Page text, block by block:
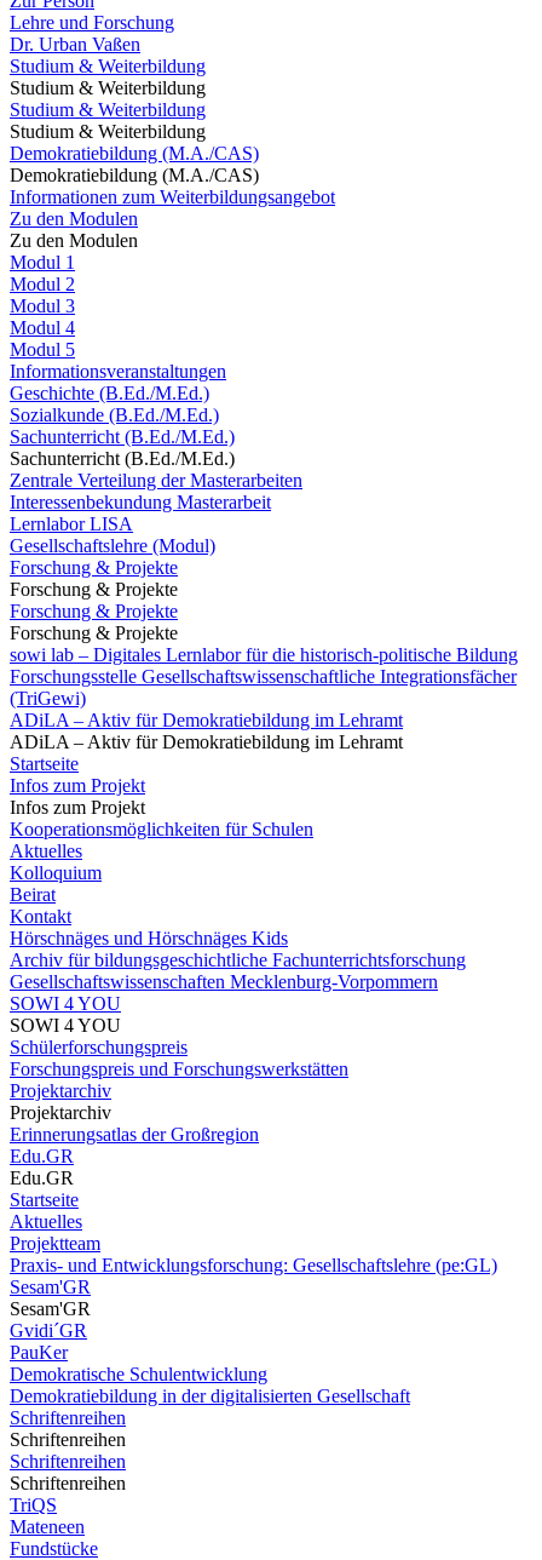
Lehre und Forschung
Dr. Urban Vaßen
Studium & Weiterbildung
Studium & Weiterbildung
Studium & Weiterbildung
Studium & Weiterbildung
Demokratiebildung (M.A./CAS)
Demokratiebildung (M.A./CAS)
Informationen zum Weiterbildungsangebot
Zu den Modulen
Zu den Modulen
Modul 1
Modul 2
Modul 3
Modul 4
Modul 5
Informationsveranstaltungen
Geschichte (B.Ed./M.Ed.)
Sozialkunde (B.Ed./M.Ed.)
Sachunterricht (B.Ed./M.Ed.)
Sachunterricht (B.Ed./M.Ed.)
Zentrale Verteilung der Masterarbeiten
Interessenbekundung Masterarbeit
Lernlabor LISA
Gesellschaftslehre (Modul)
Forschung & Projekte
Forschung & Projekte
Forschung & Projekte
Forschung & Projekte
sowi lab – Digitales Lernlabor für die historisch-politische Bildung
Forschungsstelle Gesellschaftswissenschaftliche Integrationsfächer
(TriGewi)
ADiLA – Aktiv für Demokratiebildung im Lehramt
ADiLA – Aktiv für Demokratiebildung im Lehramt
Startseite
Infos zum Projekt
Infos zum Projekt
Kooperationsmöglichkeiten für Schulen
Aktuelles
Kolloquium
Beirat
Kontakt
Hörschnäges und Hörschnäges Kids
Archiv für bildungsgeschichtliche Fachunterrichtsforschung
Gesellschaftswissenschaften Mecklenburg-Vorpommern
SOWI 4 YOU
SOWI 4 YOU
Schülerforschungspreis
Forschungspreis und Forschungswerkstätten
Projektarchiv
Projektarchiv
Erinnerungsatlas der Großregion
Edu.GR
Edu.GR
Startseite
Aktuelles
Projektteam
Praxis- und Entwicklungsforschung: Gesellschaftslehre (pe:GL)
Sesam'GR
Sesam'GR
Gvidi´GR
PauKer
Demokratische Schulentwicklung
Demokratiebildung in der digitalisierten Gesellschaft
Schriftenreihen
Schriftenreihen
Schriftenreihen
Schriftenreihen
TriQS
Mateneen
Fundstücke